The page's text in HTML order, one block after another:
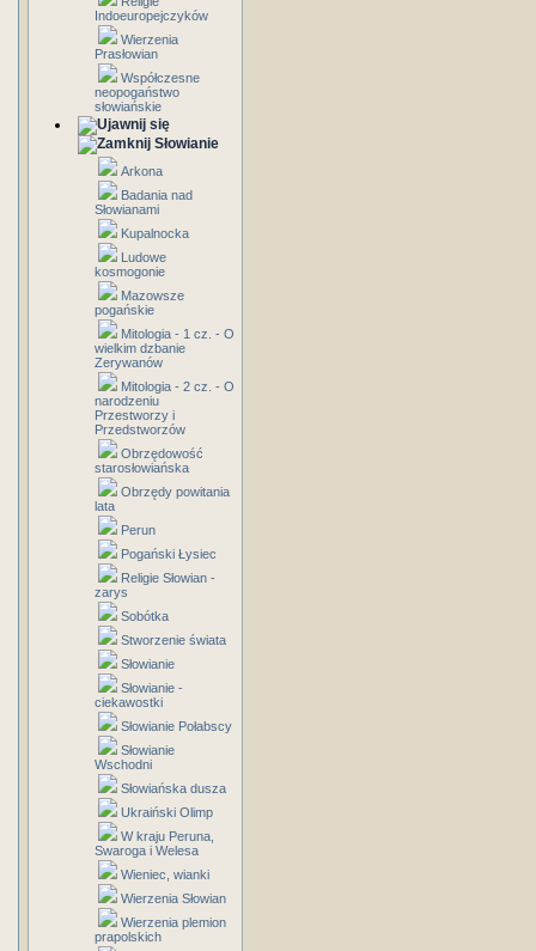
Indoeuropejczyków
Wierzenia
Prasłowian
Współczesne
neopogaństwo
słowiańskie
Słowianie
Arkona
Badania nad
Słowianami
Kupalnocka
Ludowe
kosmogonie
Mazowsze
pogańskie
Mitologia - 1 cz. - O
wielkim dzbanie
Zerywanów
Mitologia - 2 cz. - O
narodzeniu
Przestworzy i
Przedstworzów
Obrzędowość
starosłowiańska
Obrzędy powitania
lata
Perun
Pogański Łysiec
Religie Słowian -
zarys
Sobótka
Stworzenie świata
Słowianie
Słowianie -
ciekawostki
Słowianie Połabscy
Słowianie
Wschodni
Słowiańska dusza
Ukraiński Olimp
W kraju Peruna,
Swaroga i Welesa
Wieniec, wianki
Wierzenia Słowian
Wierzenia plemion
prapolskich